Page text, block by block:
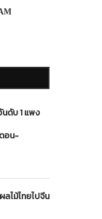
ดับ 1 แพง
อน-
ลไม้ไทยไปจีน